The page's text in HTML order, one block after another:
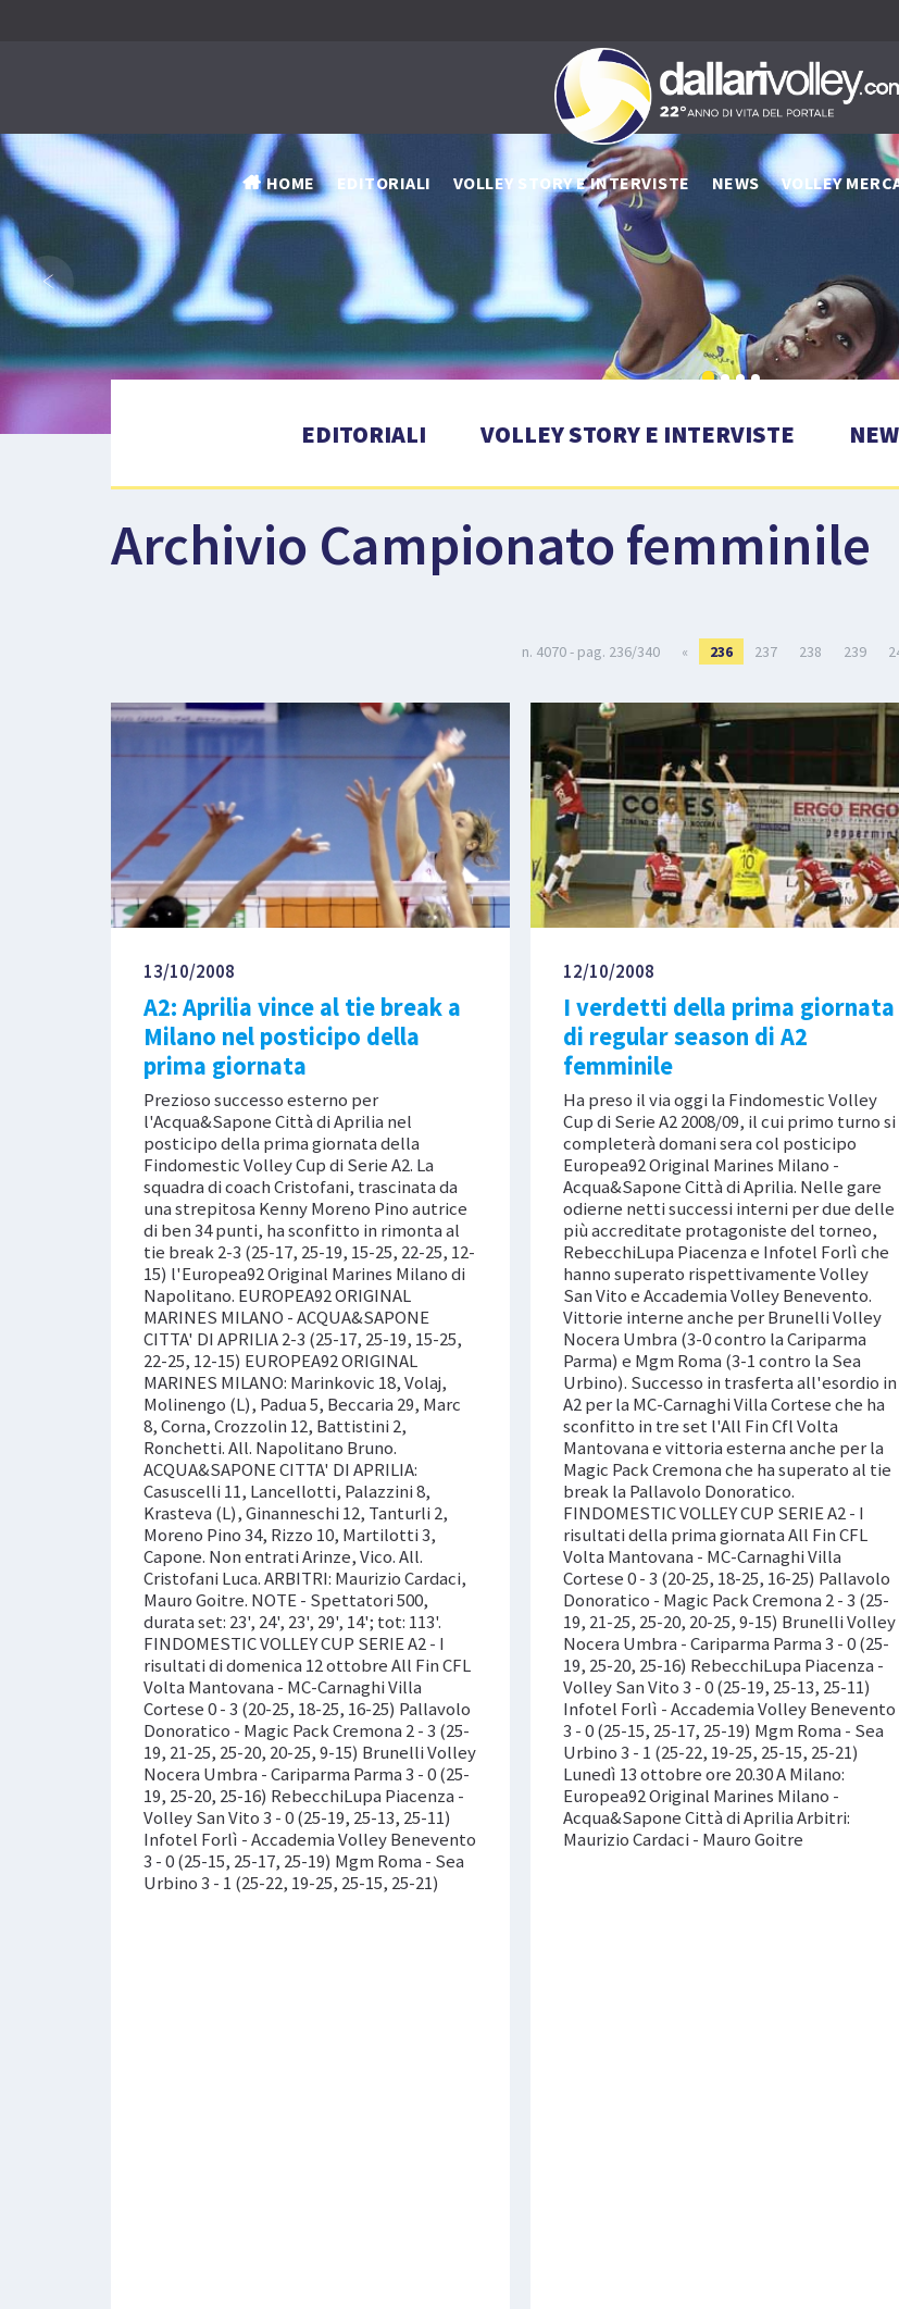
HOME EDITORIALI VOLLEY STORY E INTERVISTE NEWS VOLLEY
‹
EDITORIALI VOLLEY STORY E INTERVISTE
Archivio Campionato femminile
n. 4070 - pag. 236/340 « 236 237 238 239
13/10/2008
A2: Aprilia vince al tie break a
Milano nel posticipo della
prima giornata
Prezioso successo esterno per
l'Acqua&Sapone Città di Aprilia nel
posticipo della prima giornata della
Findomestic Volley Cup di Serie A2. La
squadra di coach Cristofani, trascinata da
una strepitosa Kenny Moreno Pino autrice
di ben 34 punti, ha sconfitto in rimonta al
tie break 2-3 (25-17, 25-19, 15-25, 22-25, 12-
15) l'Europea92 Original Marines Milano di
Napolitano. EUROPEA92 ORIGINAL
MARINES MILANO - ACQUA&SAPONE
CITTA' DI APRILIA 2-3 (25-17, 25-19, 15-25,
22-25, 12-15) EUROPEA92 ORIGINAL
MARINES MILANO: Marinkovic 18, Volaj,
Molinengo (L), Padua 5, Beccaria 29, Marc
8, Corna, Crozzolin 12, Battistini 2,
Ronchetti. All. Napolitano Bruno.
ACQUA&SAPONE CITTA' DI APRILIA:
Casuscelli 11, Lancellotti, Palazzini 8,
Krasteva (L), Ginanneschi 12, Tanturli 2,
Moreno Pino 34, Rizzo 10, Martilotti 3,
Capone. Non entrati Arinze, Vico. All.
Cristofani Luca. ARBITRI: Maurizio Cardaci,
Mauro Goitre. NOTE - Spettatori 500,
durata set: 23', 24', 23', 29', 14'; tot: 113'.
FINDOMESTIC VOLLEY CUP SERIE A2 - I
risultati di domenica 12 ottobre All Fin CFL
Volta Mantovana - MC-Carnaghi Villa
Cortese 0 - 3 (20-25, 18-25, 16-25) Pallavolo
Donoratico - Magic Pack Cremona 2 - 3 (25-
19, 21-25, 25-20, 20-25, 9-15) Brunelli Volley
Nocera Umbra - Cariparma Parma 3 - 0 (25-
19, 25-20, 25-16) RebecchiLupa Piacenza -
Volley San Vito 3 - 0 (25-19, 25-13, 25-11)
Infotel Forlì - Accademia Volley Benevento
3 - 0 (25-15, 25-17, 25-19) Mgm Roma - Sea
Urbino 3 - 1 (25-22, 19-25, 25-15, 25-21)
12/10/2008
I verdetti della prima giornata
di regular season di A2
femminile
Ha preso il via oggi la Findomestic Volley
Cup di Serie A2 2008/09, il cui primo turno si
completerà domani sera col posticipo
Europea92 Original Marines Milano -
Acqua&Sapone Città di Aprilia. Nelle gare
odierne netti successi interni per due delle
più accreditate protagoniste del torneo,
RebecchiLupa Piacenza e Infotel Forlì che
hanno superato rispettivamente Volley
San Vito e Accademia Volley Benevento.
Vittorie interne anche per Brunelli Volley
Nocera Umbra (3-0 contro la Cariparma
Parma) e Mgm Roma (3-1 contro la Sea
Urbino). Successo in trasferta all'esordio in
A2 per la MC-Carnaghi Villa Cortese che ha
sconfitto in tre set l'All Fin Cfl Volta
Mantovana e vittoria esterna anche per la
Magic Pack Cremona che ha superato al tie
break la Pallavolo Donoratico.
FINDOMESTIC VOLLEY CUP SERIE A2 - I
risultati della prima giornata All Fin CFL
Volta Mantovana - MC-Carnaghi Villa
Cortese 0 - 3 (20-25, 18-25, 16-25) Pallavolo
Donoratico - Magic Pack Cremona 2 - 3 (25-
19, 21-25, 25-20, 20-25, 9-15) Brunelli Volley
Nocera Umbra - Cariparma Parma 3 - 0 (25-
19, 25-20, 25-16) RebecchiLupa Piacenza -
Volley San Vito 3 - 0 (25-19, 25-13, 25-11)
Infotel Forlì - Accademia Volley Benevento
3 - 0 (25-15, 25-17, 25-19) Mgm Roma - Sea
Urbino 3 - 1 (25-22, 19-25, 25-15, 25-21)
Lunedì 13 ottobre ore 20.30 A Milano:
Europea92 Original Marines Milano -
Acqua&Sapone Città di Aprilia Arbitri:
Maurizio Cardaci - Mauro Goitre